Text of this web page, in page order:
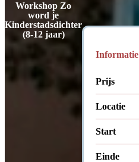
Workshop Zo
word je
Kinderstadsdichter
(8-12 jaar)
Informatie
Prijs
Locatie
Start
Einde